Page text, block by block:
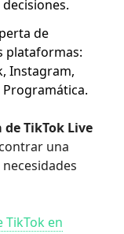
de
plataformas:
Instagram,
Programática.
de TikTok Live
una
TikTok en